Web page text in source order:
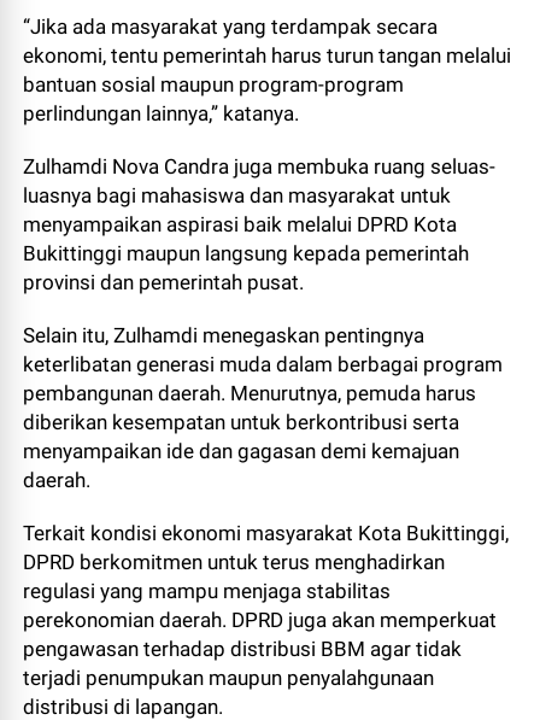
“Jika ada masyarakat yang terdampak secara
ekonomi, tentu pemerintah harus turun tangan melalui
bantuan sosial maupun program-program
perlindungan lainnya,” katanya.
Zulhamdi Nova Candra juga membuka ruang seluas-
luasnya bagi mahasiswa dan masyarakat untuk
menyampaikan aspirasi baik melalui DPRD Kota
Bukittinggi maupun langsung kepada pemerintah
provinsi dan pemerintah pusat.
Selain itu, Zulhamdi menegaskan pentingnya
keterlibatan generasi muda dalam berbagai program
pembangunan daerah. Menurutnya, pemuda harus
diberikan kesempatan untuk berkontribusi serta
menyampaikan ide dan gagasan demi kemajuan
daerah.
Terkait kondisi ekonomi masyarakat Kota Bukittinggi,
DPRD berkomitmen untuk terus menghadirkan
regulasi yang mampu menjaga stabilitas
perekonomian daerah. DPRD juga akan memperkuat
pengawasan terhadap distribusi BBM agar tidak
terjadi penumpukan maupun penyalahgunaan
distribusi di lapangan.